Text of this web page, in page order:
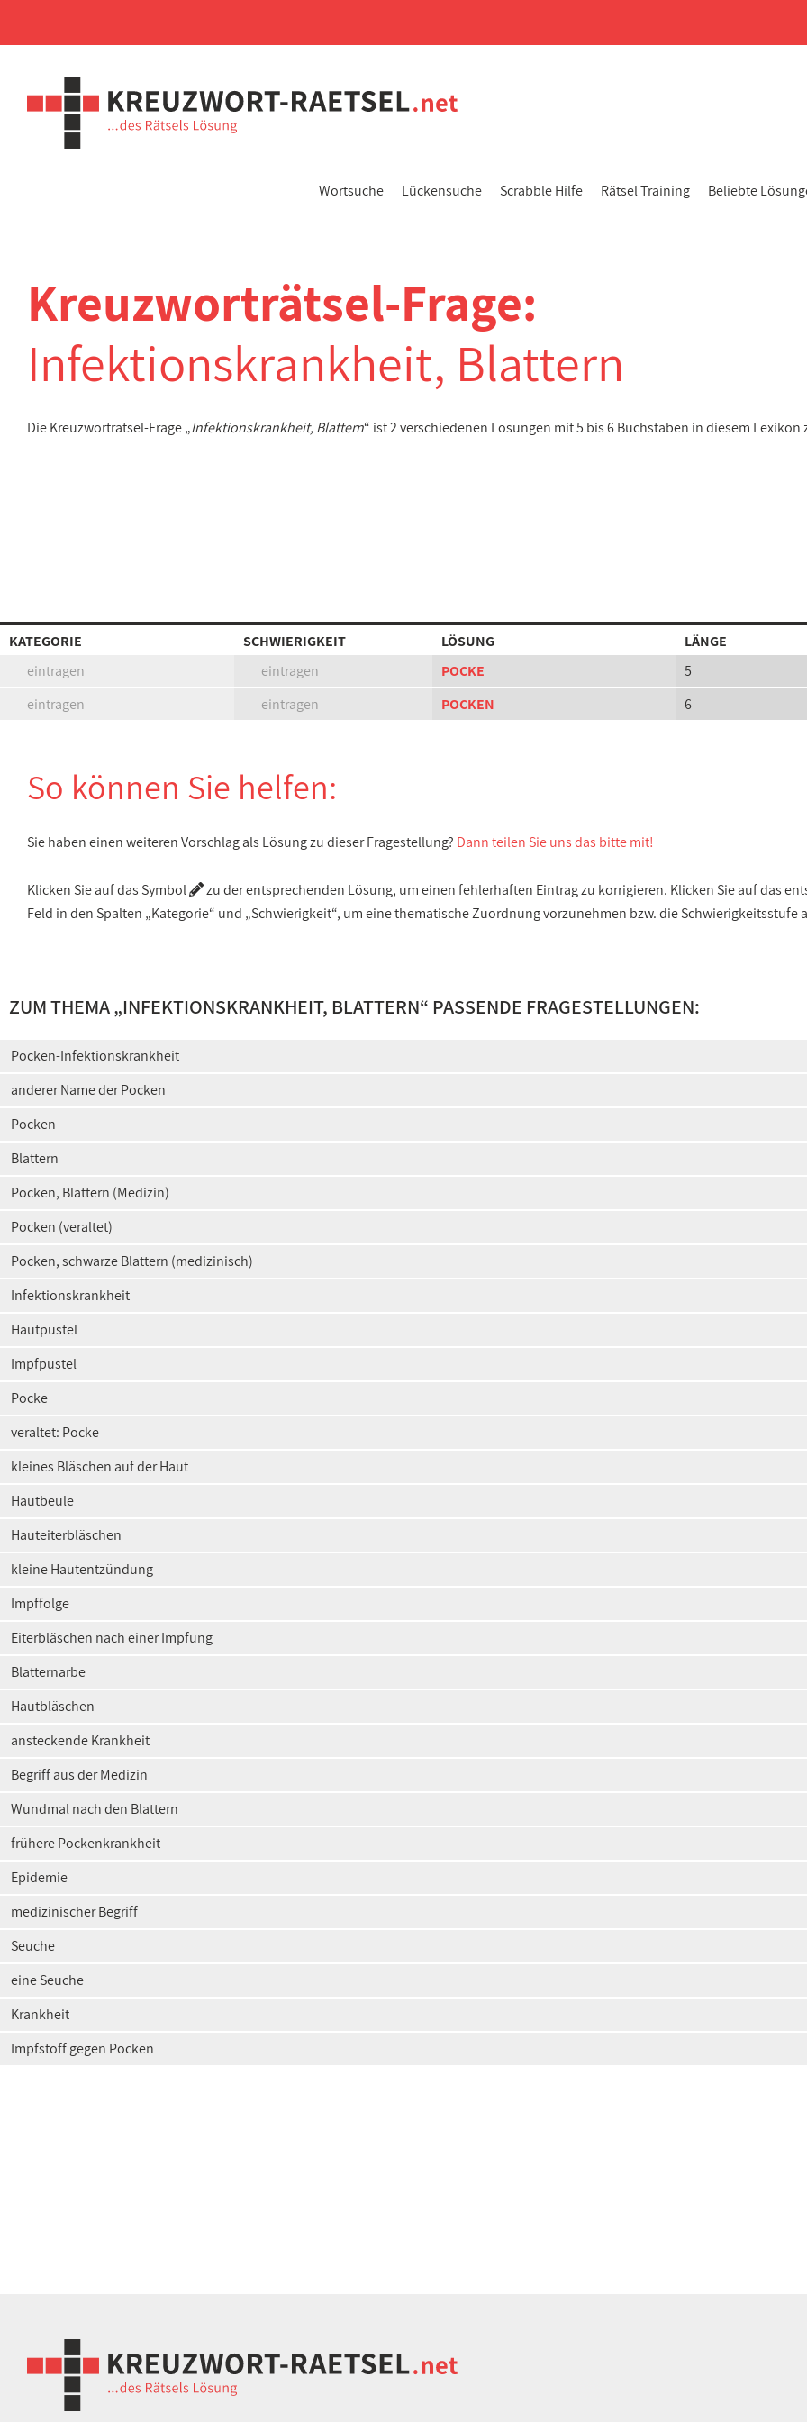
Wortsuche Lückensuche Scrabble Hilfe Rätsel Training Beliebte
Kreuzworträtsel-Frage:
Infektionskrankheit, Blattern
Die Kreuzworträtsel-Frage „Infektionskrankheit, Blattern“ ist 2 verschiedenen Lösungen mit 5 bis 6 Buchstaben in diesem Lexikon
KATEGORIE SCHWIERIGKEIT LÖSUNG
LÄNGE
eintragen
eintragen POCKE
5
eintragen
eintragen POCKEN 6
So können Sie helfen:
Sie haben einen weiteren Vorschlag als Lösung zu dieser Fragestellung? Dann teilen Sie uns das bitte mit!
Klicken Sie auf das Symbol
zu der entsprechenden Lösung, um einen fehlerhaften Eintrag zu korrigieren. Klicken Sie auf das
Feld in den Spalten „Kategorie“ und „Schwierigkeit“, um eine thematische Zuordnung vorzunehmen bzw. die Schwierigkeitsstufe
ZUM THEMA „INFEKTIONSKRANKHEIT, BLATTERN“ PASSENDE FRAGESTELLUNGEN:
Pocken-Infektionskrankheit
anderer Name der Pocken
Pocken
Blattern
Pocken, Blattern (Medizin)
Pocken (veraltet)
Pocken, schwarze Blattern (medizinisch)
Infektionskrankheit
Hautpustel
Impfpustel
Pocke
veraltet: Pocke
kleines Bläschen auf der Haut
Hautbeule
Hauteiterbläschen
kleine Hautentzündung
Impffolge
Eiterbläschen nach einer Impfung
Blatternarbe
Hautbläschen
ansteckende Krankheit
Begriff aus der Medizin
Wundmal nach den Blattern
frühere Pockenkrankheit
Epidemie
medizinischer Begriff
Seuche
eine Seuche
Krankheit
Impfstoff gegen Pocken